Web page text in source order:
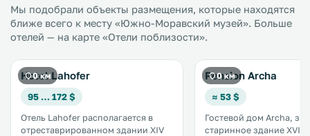
Мы подобрали объекты размещения, которые находятся
ближе всего к месту «Южно-Моравский музей». Больше
отелей — на карте «Отели поблизости».
0 км
Hotel Lahofer
95 … 172 $
Отель Lahofer располагается в
отреставрированном здании XIV
0 км
Pension Archa
≈ 53 $
Гостевой дом Archa,
старинное здание XVI